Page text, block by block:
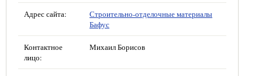
Адрес сайта:
Строительно-отделочные материалы
Бафус
Контактное
лицо:
Михаил Борисов